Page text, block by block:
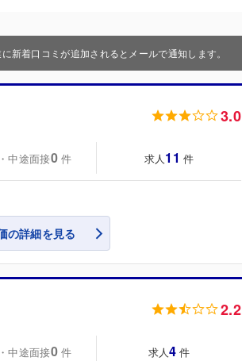
新着口コミが追加されるとメールで通知します。
3.0
中途面接0 件 求人 11 件
の詳細を見る
2.2
中途面接0 件 求人4 件